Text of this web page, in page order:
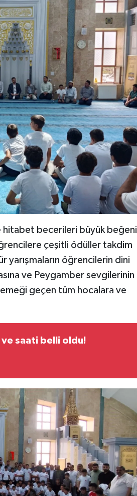
hitabet becerileri büyük beğeni
çeşitli ödüller takdim
yarışmaların öğrencilerin dini
ve Peygamber sevgilerinin
emeği geçen tüm hocalara ve
saati belli oldu!